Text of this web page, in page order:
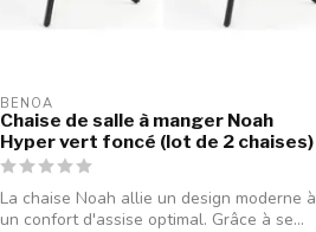
BENOA
Chaise de salle à manger Noah
Hyper vert foncé (lot de 2 chaises)
La chaise Noah allie un design moderne à
un confort d'assise optimal. Grâce à se...